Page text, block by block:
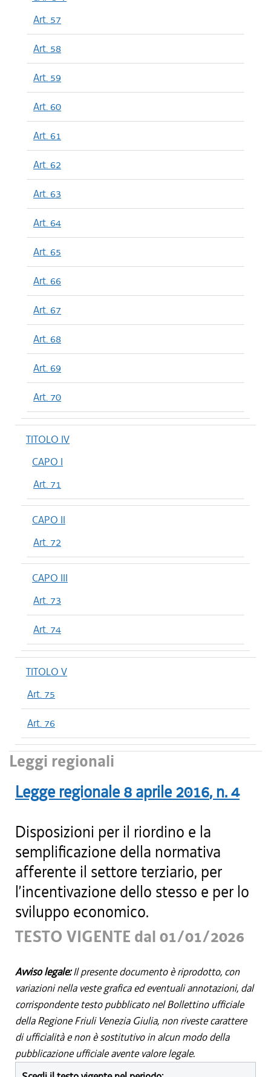
Art. 57
Art. 58
Art. 59
Art. 60
Art. 61
Art. 62
Art. 63
Art. 64
Art. 65
Art. 66
Art. 67
Art. 68
Art. 69
Art. 70
TITOLO IV
CAPO I
Art. 71
CAPO II
Art. 72
CAPO III
Art. 73
Art. 74
TITOLO V
Art. 75
Art. 76
Leggi regionali
Legge regionale 8 aprile 2016, n.4
Disposizioni per il riordino e la
semplificazione della normativa
afferente il settore terziario, per
l’incentivazione dello stesso e per lo
sviluppo economico.
TESTO VIGENTE dal 01/01/2026
Avviso legale:Il presente documento è riprodotto, con
variazioni nella veste grafica ed eventuali annotazioni, dal
corrispondente testo pubblicato nel Bollettino ufficiale
della Regione Friuli Venezia Giulia, non riveste carattere
di ufficialità e non è sostitutivo in alcun modo della
pubblicazione ufficiale avente valore legale.